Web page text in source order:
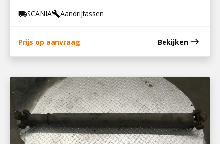
local_shippingSCANIAbuildAandrijfassen
Prijs op aanvraag Bekijken east